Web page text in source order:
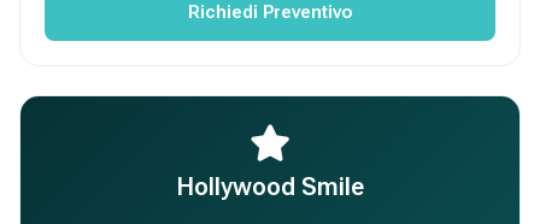
Richiedi Preventivo
Hollywood Smile